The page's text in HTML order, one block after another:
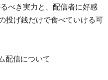
べき実力と、配信者に好感
投げ銭だけで食べていける可
配信について